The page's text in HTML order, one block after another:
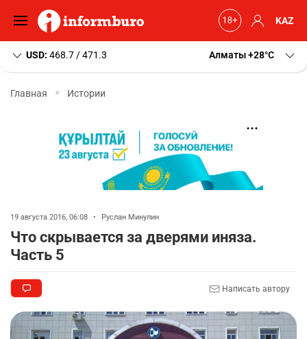
KAZ
USD: 468.7 / 471.3 Алматы+28 C
Главная Истории
19 августа 2016, 06:08 • Руслан Минулин
Что скрывается за дверями иняза.
Часть 5
Написать автору